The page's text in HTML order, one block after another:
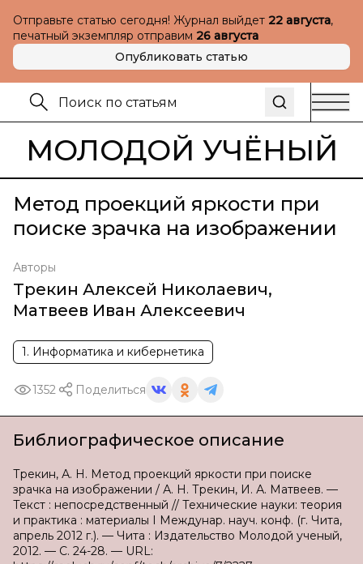
Отправьте статью сегодня! Журнал выйдет 22 августа,
печатный экземпляр отправим 26 августа
Опубликовать статью
МОЛОДОЙ УЧЁНЫЙ
Метод проекций яркости при
поиске зрачка на изображении
Авторы
Трекин Алексей Николаевич,
Матвеев Иван Алексеевич
1. Информатика и кибернетика
1352 Поделиться
Библиографическое описание
Трекин, А. Н. Метод проекций яркости при поиске
зрачка на изображении / А. Н. Трекин, И. А. Матвеев. —
Текст : непосредственный // Технические науки: теория
и практика : материалы I Междунар. науч. конф. (г. Чита,
апрель 2012 г.). — Чита : Издательство Молодой ученый,
2012. — С. 24-28. — URL: